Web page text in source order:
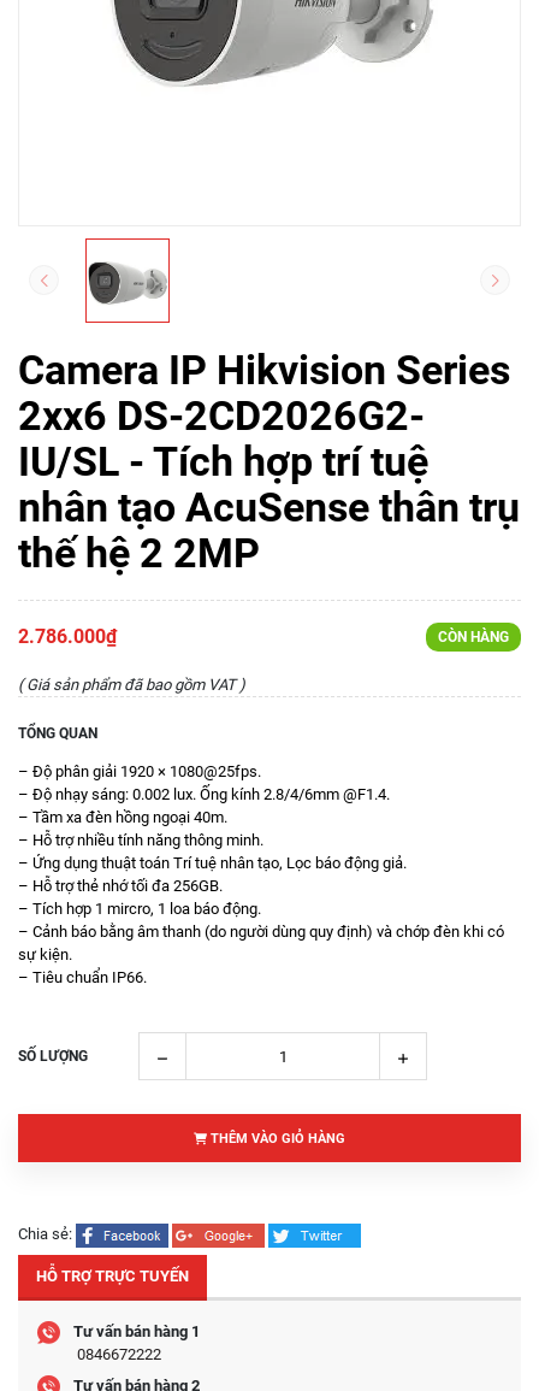
Camera IP Hikvision Series
2xx6 DS-2CD2026G2-
IU/SL - Tích hợp trí tuệ
nhân tạo AcuSense thân trụ
thế hệ 2 2MP
2.786.000₫ CÒN HÀNG
( Giá sản phẩm đã bao gồm VAT )
TỔNG QUAN
– Độ phân giải 1920 × 1080@25fps.
– Độ nhạy sáng: 0.002 lux. Ống kính 2.8/4/6mm @F1.4.
– Tầm xa đèn hồng ngoại 40m.
– Hỗ trợ nhiều tính năng thông minh.
– Ứng dụng thuật toán Trí tuệ nhân tạo, Lọc báo động giả.
– Hỗ trợ thẻ nhớ tối đa 256GB.
– Tích hợp 1 mircro, 1 loa báo động.
– Cảnh báo bằng âm thanh (do người dùng quy định) và chớp đèn khi có
sự kiện.
– Tiêu chuẩn IP66.
SỐ LƯỢNG
THÊM VÀO GIỎ HÀNG
Chia sẻ:
HỖ TRỢ TRỰC TUYẾN
Tư vấn bán hàng 1
0846672222
Tư vấn bán hàng 2